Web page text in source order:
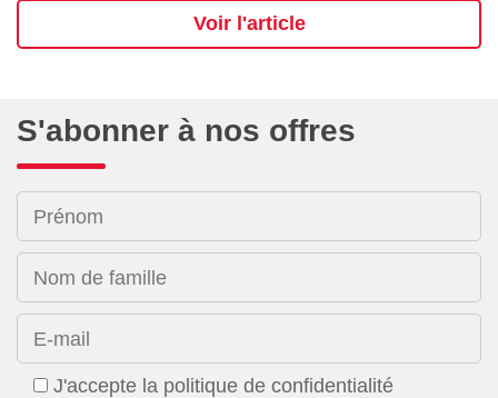
Voir l'article
S'abonner à nos offres
Prénom
Nom de famille
E-mail
J'accepte la politique de confidentialité